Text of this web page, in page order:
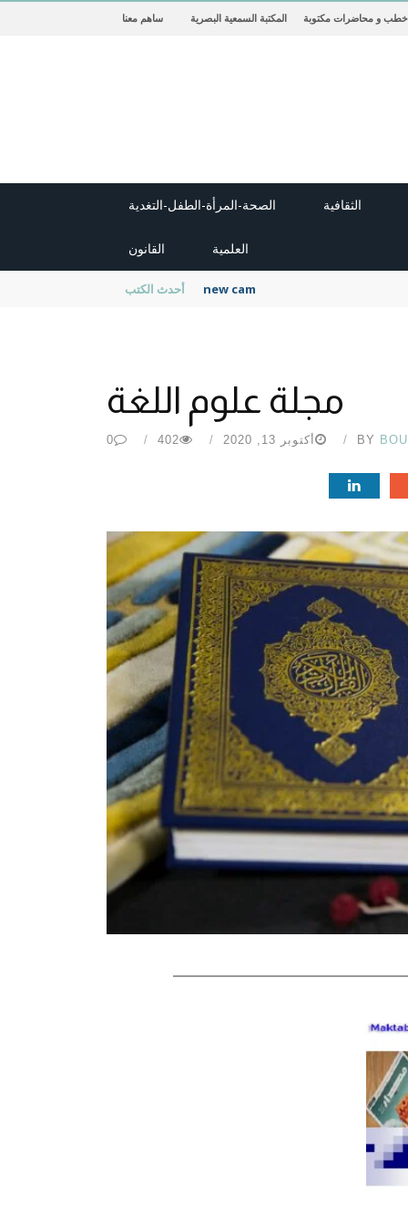
خطب و محاضرات مكتوبة المكتبة السمعية البصرية ساهم معنا
الثقافية الصحة-المرأة-الطفل-التغدية
العلمية القانون
أحدث الكتب new cambridge history of islam
مجلة علوم اللغة
BY أكتوبر 13, 2020 402
0